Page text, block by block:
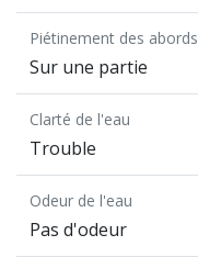
Piétinement des abords
Sur une partie
Clarté de l'eau
Trouble
Odeur de l'eau
Pas d'odeur